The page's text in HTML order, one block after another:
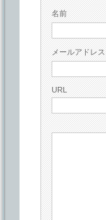
名前
メールアドレス
URL